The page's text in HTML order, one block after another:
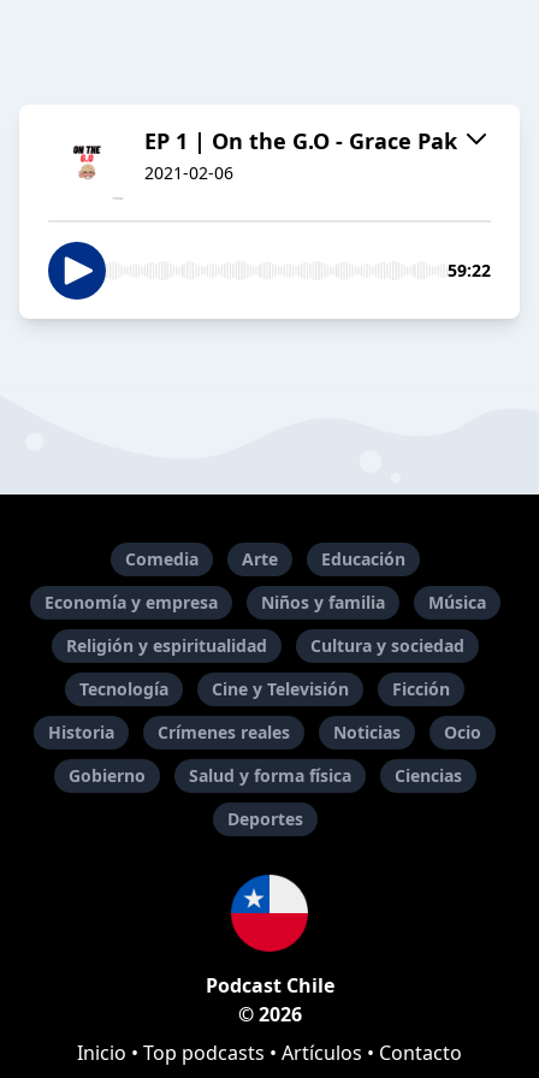
EP 1 | On the G.O - Grace Pak
2021-02-06
59:22
Comedia Arte
Educación
Economía y empresa
Niños y familia
Música
Religión y espiritualidad
Cultura y sociedad
Tecnología
Cine y Televisión
Ficción
Historia
Crímenes reales Noticias
Ocio
Gobierno
Salud y forma física
Ciencias
Deportes
Podcast Chile
© 2026
Inicio • Top podcasts • Artículos • Contacto